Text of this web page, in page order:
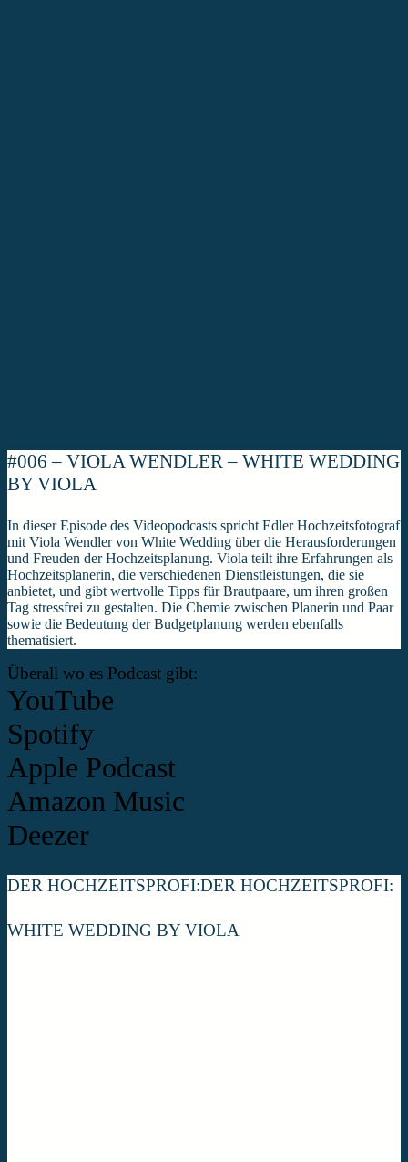
#006 – VIOLA WENDLER – WHITE WEDDING
BY VIOLA
In dieser Episode des Videopodcasts spricht Edler Hochzeitsfotograf
mit Viola Wendler von White Wedding über die Herausforderungen
und Freuden der Hochzeitsplanung. Viola teilt ihre Erfahrungen als
Hochzeitsplanerin, die verschiedenen Dienstleistungen, die sie
anbietet, und gibt wertvolle Tipps für Brautpaare, um ihren großen
Tag stressfrei zu gestalten. Die Chemie zwischen Planerin und Paar
sowie die Bedeutung der Budgetplanung werden ebenfalls
thematisiert.
Überall wo es Podcast gibt:
YouTube
Spotify
Apple Podcast
Amazon Music
Deezer
DER HOCHZEITSPROFI:DER HOCHZEITSPROFI:
WHITE WEDDING BY VIOLA